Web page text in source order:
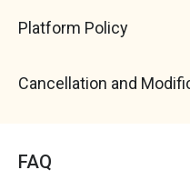
Platform Policy
Cancellation and
FAQ